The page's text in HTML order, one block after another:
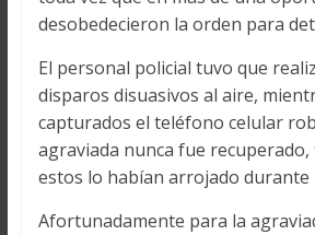
desobedecieron la orden para
El personal policial tuvo que
disparos disuasivos al aire,
capturados el teléfono celular
agraviada nunca fue recuperado,
estos lo habían arrojado durante
Afortunadamente para la